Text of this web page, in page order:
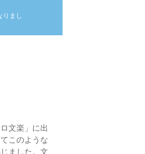
りまし
文楽」に出
このような
ました。文